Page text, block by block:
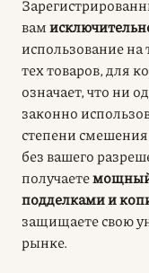
вам
использование
тех товаров, для
означает, что ни
законно
степени
без вашего
получаетемощный
подделками и
защищаете свою
рынке.